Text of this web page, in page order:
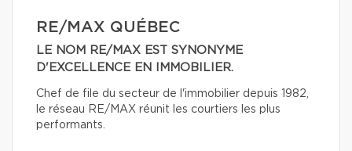
RE/MAX QUÉBEC
LE NOM RE/MAX EST SYNONYME
D'EXCELLENCE EN IMMOBILIER.
Chef de file du secteur de l'immobilier depuis 1982,
le réseau RE/MAX réunit les courtiers les plus
performants.